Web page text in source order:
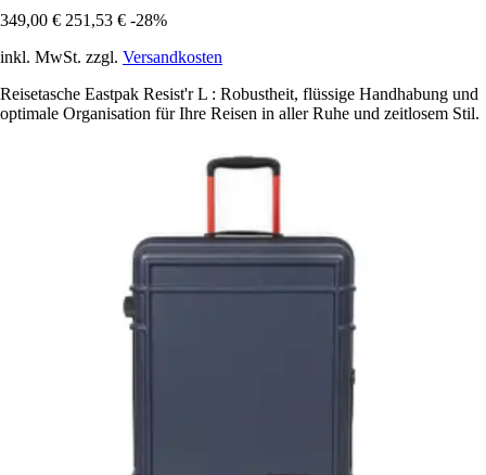
349,00 € 251,53 € -28%
inkl. MwSt. zzgl. Versandkosten
Reisetasche Eastpak Resist'r L : Robustheit, flüssige Handhabung und
optimale Organisation für Ihre Reisen in aller Ruhe und zeitlosem Stil.